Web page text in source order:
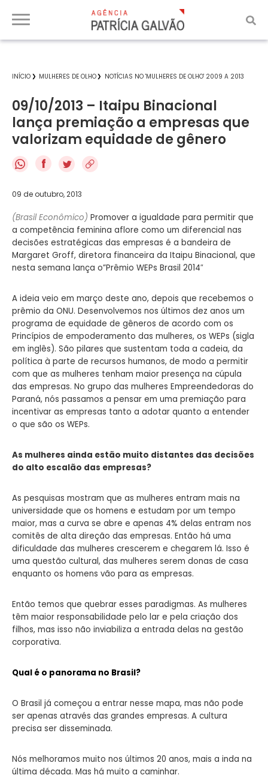
INÍCIO MULHERES DE OLHO NOTÍCIAS NO 'MULHERES DE OLHO' 2009 A 2013
09/10/2013 – Itaipu Binacional
lança premiação a empresas que
valorizam equidade de gênero
f
09 de outubro, 2013
(Brasil Econômico) Promover a igualdade para permitir que
a competência feminina aflore como um diferencial nas
decisões estratégicas das empresas é a bandeira de
Margaret Groff, diretora financeira da Itaipu Binacional, que
nesta semana lança o”Prêmio WEPs Brasil 2014″
A ideia veio em março deste ano, depois que recebemos o
prêmio da ONU. Desenvolvemos nos últimos dez anos um
programa de equidade de gêneros de acordo com os
Princípios de empoderamento das mulheres, os WEPs (sigla
em inglês). São pilares que sustentam toda a cadeia, da
política à parte de recursos humanos, de modo a permitir
com que as mulheres tenham maior presença na cúpula
das empresas. No grupo das mulheres Empreendedoras do
Paraná, nós passamos a pensar em uma premiação para
incentivar as empresas tanto a adotar quanto a entender
o que são os WEPs.
As mulheres ainda estão muito distantes das decisões
do alto escalão das empresas?
As pesquisas mostram que as mulheres entram mais na
universidade que os homens e estudam por um tempo
maior, mas a curva se abre e apenas 4% delas entram nos
comitês de alta direção das empresas. Então há uma
dificuldade das mulheres crescerem e chegarem lá. Isso é
uma questão cultural, das mulheres serem donas de casa
enquanto os homens vão para as empresas.
Então temos que quebrar esses paradigmas. As mulheres
têm maior responsabilidade pelo lar e pela criação dos
filhos, mas isso não inviabiliza a entrada delas na gestão
corporativa.
Qual é o panorama no Brasil?
O Brasil já começou a entrar nesse mapa, mas não pode
ser apenas através das grandes empresas. A cultura
precisa ser disseminada.
Nós melhoramos muito nos últimos 20 anos, mais a inda na
última década. Mas há muito a caminhar.